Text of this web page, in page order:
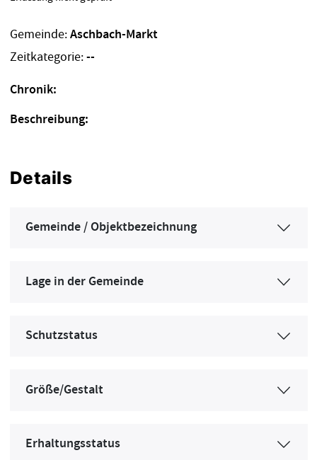
Gemeinde:Aschbach-Markt
Zeitkategorie:--
Chronik:
Beschreibung:
Details
Gemeinde / Objektbezeichnung
Lage in der Gemeinde
Schutzstatus
Größe/Gestalt
Erhaltungsstatus